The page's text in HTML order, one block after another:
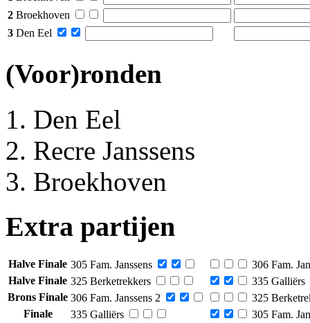
2 Broekhoven
3 Den Eel
(Voor)ronden
Den Eel
Recre Janssens
Broekhoven
Extra partijen
Halve Finale 305 Fam. Janssens
306 Fam.
Halve Finale 325 Berketrekkers
335 Galliërs
Brons Finale 306 Fam. Janssens 2
325
Finale
335 Galliërs 305 Fam.